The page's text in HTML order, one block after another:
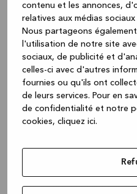
contenu et les annonces,
relatives aux médias
Nous partageons
l'utilisation de notre site
sociaux, de publicité et
celles-ci avec d'autres
fournies ou qu'ils ont
de leurs services. Pour en
de confidentialité et notre
cookies, cliquez ici.
Vous avez
votre
marché ?
qu’il vous
nettoyer avec
Si vous utilisez votre
grands repas, les
vous intéresser. Un plan